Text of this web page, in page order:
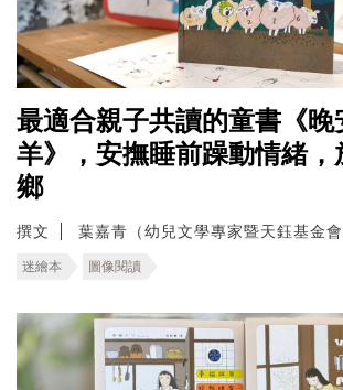
最適合親子共讀的童書《晚
羊》，安撫睡前躁動情緒，
鄉
撰文 葉嘉青（幼兒文學專家暨天鈺基金會
迷繪本 圖像閱讀